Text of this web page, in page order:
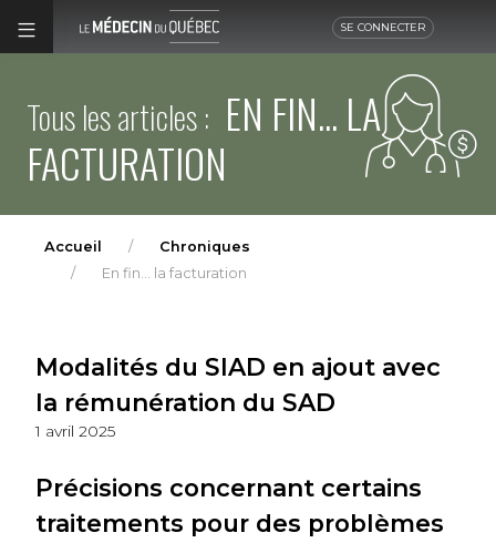
SE CONNECTER
Tous les articles : EN FIN... LA
FACTURATION
Accueil
Chroniques
En fin... la facturation
Modalités du SIAD en ajout avec
la rémunération du SAD
1 avril 2025
Précisions concernant certains
traitements pour des problèmes